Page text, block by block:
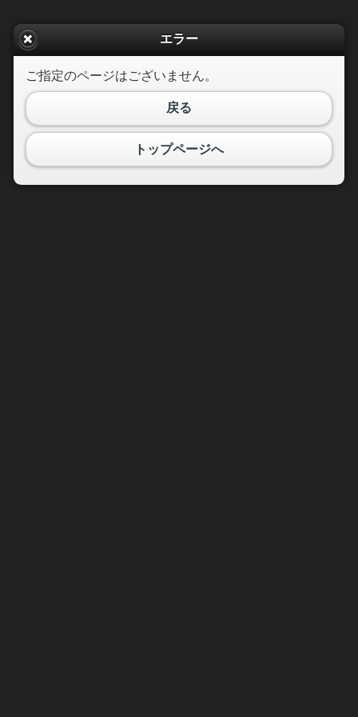
エラー
ご指定のページはございません。
戻る
トップページへ